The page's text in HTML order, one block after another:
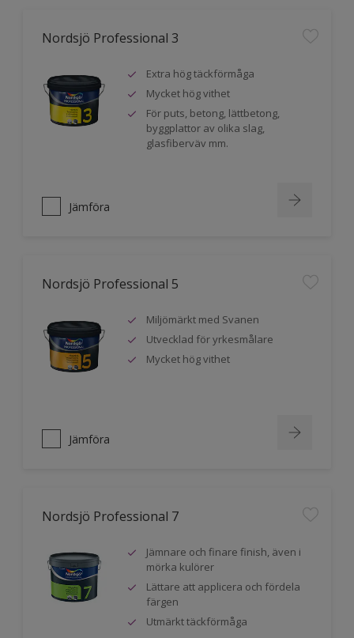
Nordsjö Professional 3
Extra hög täckförmåga
Mycket hög vithet
För puts, betong, lättbetong,
byggplattor av olika slag,
glasfiberväv mm.
Jämföra
Nordsjö Professional 5
Miljömärkt med Svanen
Utvecklad för yrkesmålare
Mycket hög vithet
Jämföra
Nordsjö Professional 7
Jämnare och finare finish, även i
mörka kulörer
Lättare att applicera och fördela
färgen
Utmärkt täckförmåga